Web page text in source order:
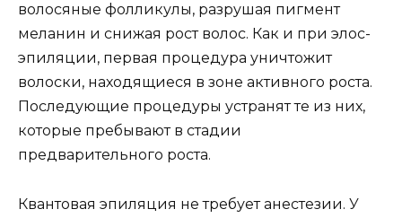
волосяные фолликулы, разрушая пигмент
меланин и снижая рост волос. Как и при элос-
эпиляции, первая процедура уничтожит
волоски, находящиеся в зоне активного роста.
Последующие процедуры устранят те из них,
которые пребывают в стадии
предварительного роста.
Квантовая эпиляция не требует анестезии. У